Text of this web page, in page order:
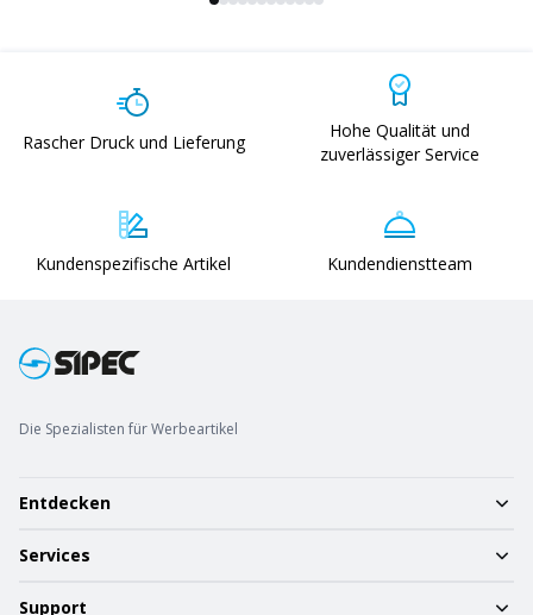
Rascher Druck und Lieferung
Hohe Qualität und
zuverlässiger Service
Kundenspezifische Artikel Kundendienstteam
Die Spezialisten für Werbeartikel
Entdecken
Services
Support